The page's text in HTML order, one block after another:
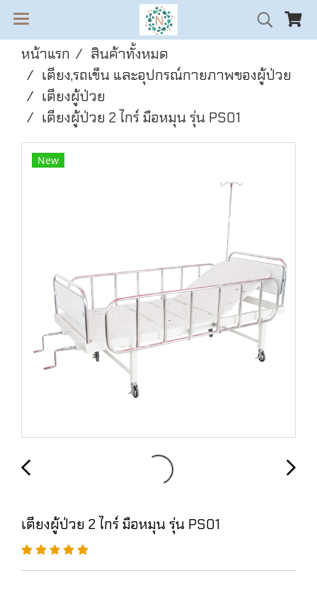
หน้าแรก
สินค้าทั้งหมด
เตียง,รถเข็น และอุปกรณ์กายภาพของผู้ป่วย
เตียงผู้ป่วย
เตียงผู้ป่วย 2 ไกร์ มือหมุน รุ่น PS01
New
เตียงผู้ป่วย 2 ไกร์ มือหมุน รุ่น PS01